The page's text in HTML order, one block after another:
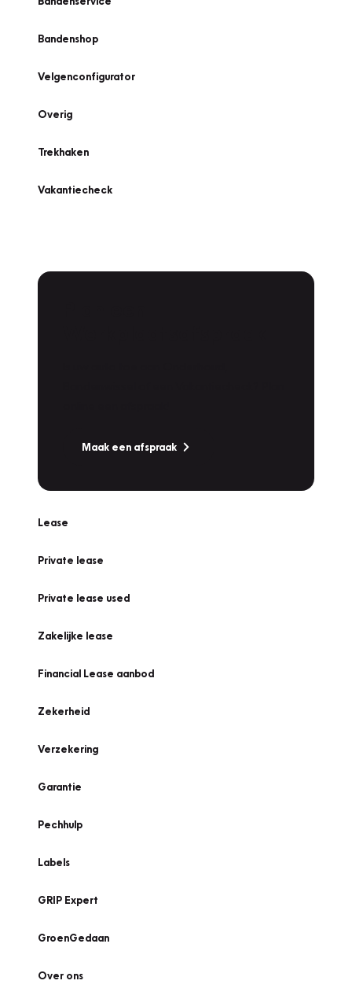
Bandenshop
Velgenconfigurator
Overig
Trekhaken
Vakantiecheck
Maak een afspraak
Lease
Private lease
Private lease used
Zakelijke lease
Financial Lease aanbod
Zekerheid
Verzekering
Garantie
Pechhulp
Labels
GRIP Expert
GroenGedaan
Over ons